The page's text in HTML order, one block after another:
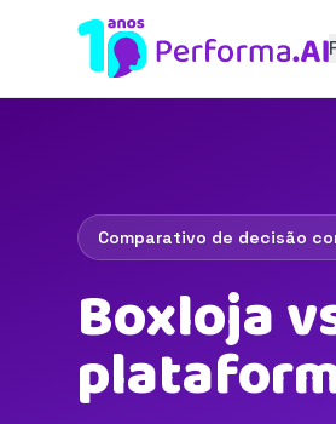
Comparativo de decisão
Boxloja